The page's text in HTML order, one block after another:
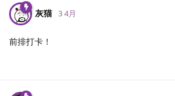
灰猫 3 4月
前排打卡！